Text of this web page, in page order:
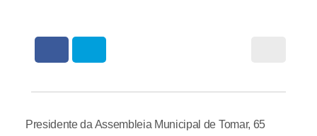
Presidente da Assembleia Municipal de Tomar, 65